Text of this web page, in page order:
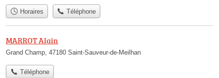
Horaires Téléphone
MARROT Alain
Grand Champ, 47180 Saint-Sauveur-de-Meilhan
Téléphone